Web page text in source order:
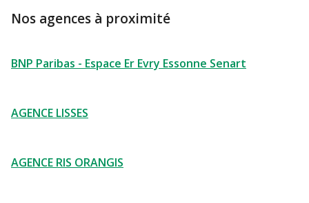
Nos agences à proximité
BNP Paribas - Espace Er Evry Essonne Senart
AGENCE LISSES
AGENCE RIS ORANGIS